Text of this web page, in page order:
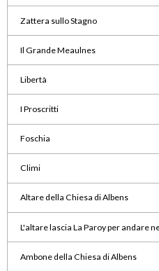
Zattera sullo Stagno
Il Grande Meaulnes
Libertà
I Proscritti
Foschia
Climi
Altare della Chiesa di Albens
L'altare lascia La Paroy per andare
Ambone della Chiesa di Albens